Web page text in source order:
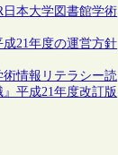
日本大学図書館学術
21年度の運営方針
術情報リテラシー読
平成21年度改訂版